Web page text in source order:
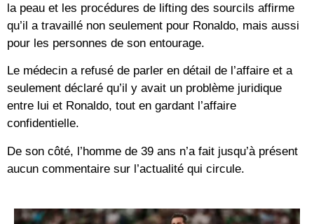
la peau et les procédures de lifting des sourcils affirme
qu’il a travaillé non seulement pour Ronaldo, mais aussi
pour les personnes de son entourage.
Le médecin a refusé de parler en détail de l’affaire et a
seulement déclaré qu’il y avait un problème juridique
entre lui et Ronaldo, tout en gardant l’affaire
confidentielle.
De son côté, l’homme de 39 ans n’a fait jusqu’à présent
aucun commentaire sur l’actualité qui circule.